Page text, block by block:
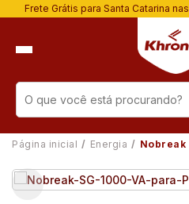
Frete Grátis para Santa Catarina
Página inicial Energia